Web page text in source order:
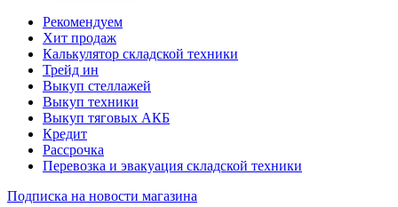
Рекомендуем
Хит продаж
Калькулятор складской техники
Трейд ин
Выкуп стеллажей
Выкуп техники
Выкуп тяговых АКБ
Кредит
Рассрочка
Перевозка и эвакуация складской техники
Подписка на новости магазина